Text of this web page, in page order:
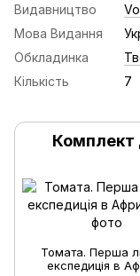
Видавництво
Мова Видання
Обкладинка
Кількість
7
Комплект
Томата. Перша
експедиція в